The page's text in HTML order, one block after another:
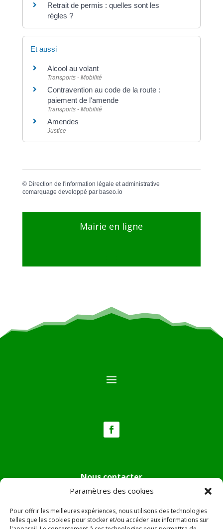
Paramètres des cookies
Pour offrir les meilleures expériences, nous utilisons des technologies
telles que les cookies pour stocker et/ou accéder aux informations sur
Retrait de permis : quelles sont les
règles ?
Et aussi
Alcool au volant
Transports - Mobilité
Contravention au code de la route :
paiement de l'amende
Transports - Mobilité
Amendes
Justice
© Direction de l'information légale et administrative
comarquage developpé par baseo.io
Mairie en ligne
Nous contacter
Tél :04.95.36.24.02
Mail:
mairie.pietradiverde@wanadoo.fr
Adresse :Hôtel de ville de Pietra di Verde